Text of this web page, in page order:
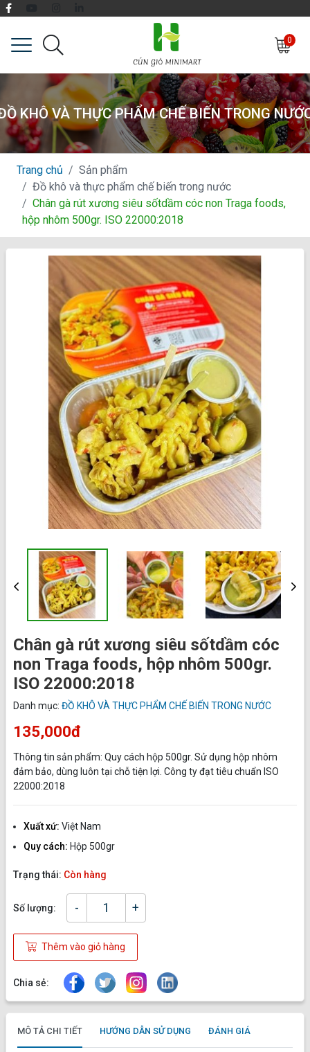
0
KHÔ VÀ THỰC PHẨM CHẾ BIẾN TRONG
Trang chủ
Sản phẩm
Đồ khô và thực phẩm chế biến trong nước
Chân gà rút xương siêu sốtdầm cóc non Traga foods,
hộp nhôm 500gr. ISO 22000:2018
Chân gà rút xương siêu sốtdầm cóc
non Traga foods, hộp nhôm 500gr.
ISO 22000:2018
Danh mục: ĐỒ KHÔ VÀ THỰC PHẨM CHẾ BIẾN TRONG NƯỚC
135,000đ
Thông tin sản phẩm: Quy cách hộp 500gr. Sử dụng hộp nhôm
đảm bảo, dùng luôn tại chỗ tiện lợi. Công ty đạt tiêu chuẩn ISO
22000:2018
Xuất xứ: Việt Nam
Quy cách: Hộp 500gr
Trạng thái: Còn hàng
Số lượng: - +
Thêm vào giỏ hàng
Chia sẻ:
MÔ TẢ CHI TIẾT HƯỚNG DẪN SỬ DỤNG ĐÁNH GIÁ